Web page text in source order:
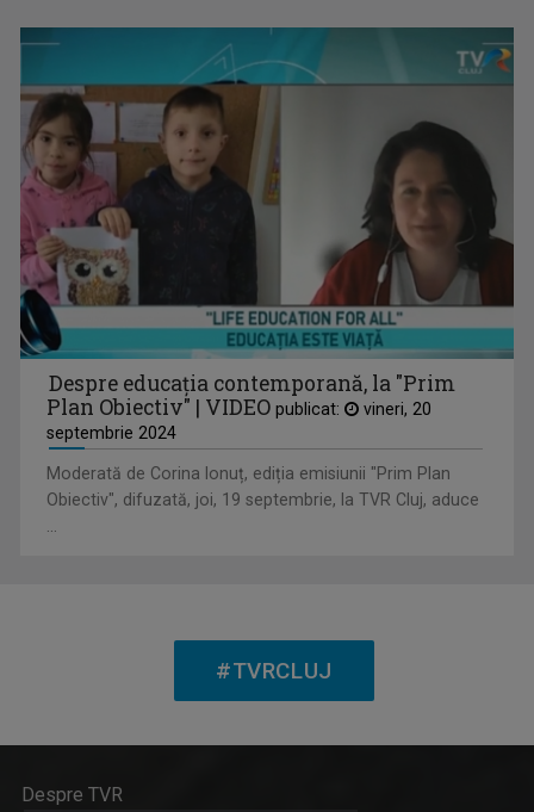
MĂDĂLINA VLĂSCEANU
Prezintă Telejurnal regional. Spune că “vrea ...
LIVIU DECEANU
Moderator la "Forum economic" la TVR Cluj.
Cea mai îndrăgită vedetă a TVR Cluj se ...
Despre educația contemporană, la "Prim
Plan Obiectiv" | VIDEO publicat:
vineri, 20
septembrie 2024
Moderată de Corina Ionuț, ediția emisiunii "Prim Plan
Obiectiv", difuzată, joi, 19 septembrie, la TVR Cluj, aduce
#TVRCLUJ
Despre TVR